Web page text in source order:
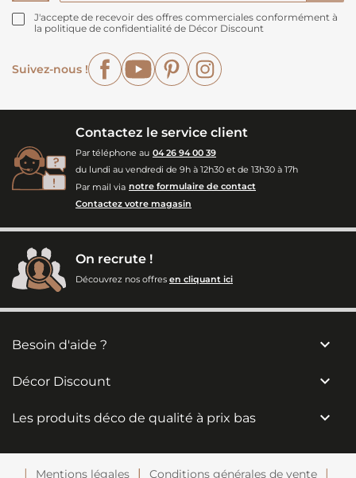
J'accepte de recevoir des offres commerciales conformément à
la politique de confidentialité de Décor Discount
Suivez-nous !
FacebookYouTubePinterest
Contactez le service client
Par téléphone au 04 26 94 00 39
du lundi au vendredi de 9h à 12h30 et de 13h30 à 17h
Par mail via notre formulaire de contact
Contactez votre magasin
On recrute !
Découvrez nos offres en cliquant ici
Besoin d'aide ? 
Décor Discount 
Les produits déco de qualité à prix bas 
Mentions légales Conditions générales de vente